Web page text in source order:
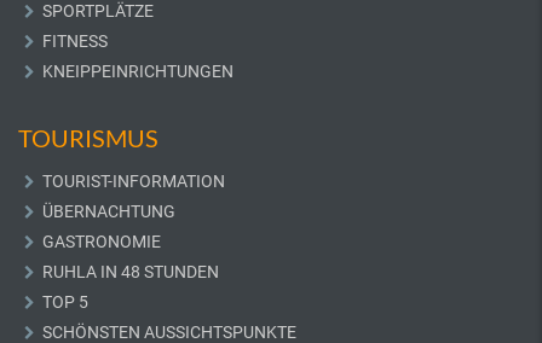
SPORTPLÄTZE
FITNESS
KNEIPPEINRICHTUNGEN
TOURISMUS
TOURIST-INFORMATION
ÜBERNACHTUNG
GASTRONOMIE
RUHLA IN 48 STUNDEN
TOP 5
SCHÖNSTEN AUSSICHTSPUNKTE